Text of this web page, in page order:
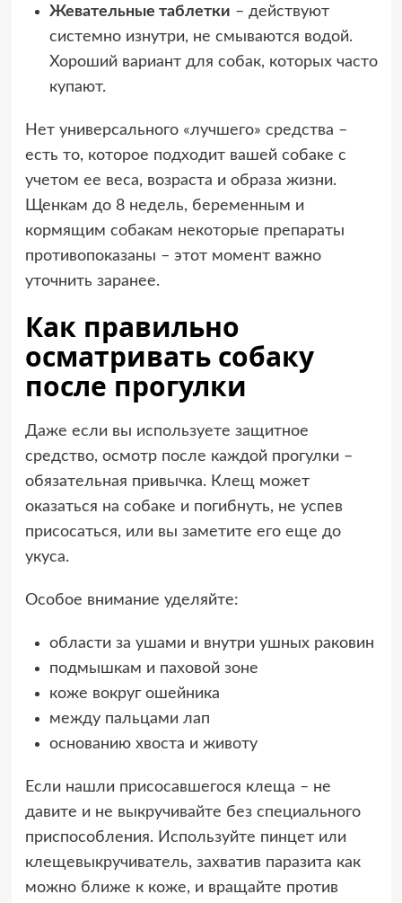
Жевательные таблетки – действуют
системно изнутри, не смываются водой.
Хороший вариант для собак, которых часто
купают.
Нет универсального «лучшего» средства –
есть то, которое подходит вашей собаке с
учетом ее веса, возраста и образа жизни.
Щенкам до 8 недель, беременным и
кормящим собакам некоторые препараты
противопоказаны – этот момент важно
уточнить заранее.
Как правильно
осматривать собаку
после прогулки
Даже если вы используете защитное
средство, осмотр после каждой прогулки –
обязательная привычка. Клещ может
оказаться на собаке и погибнуть, не успев
присосаться, или вы заметите его еще до
укуса.
Особое внимание уделяйте:
области за ушами и внутри ушных раковин
подмышкам и паховой зоне
коже вокруг ошейника
между пальцами лап
основанию хвоста и животу
Если нашли присосавшегося клеща – не
давите и не выкручивайте без специального
приспособления. Используйте пинцет или
клещевыкручиватель, захватив паразита как
можно ближе к коже, и вращайте против